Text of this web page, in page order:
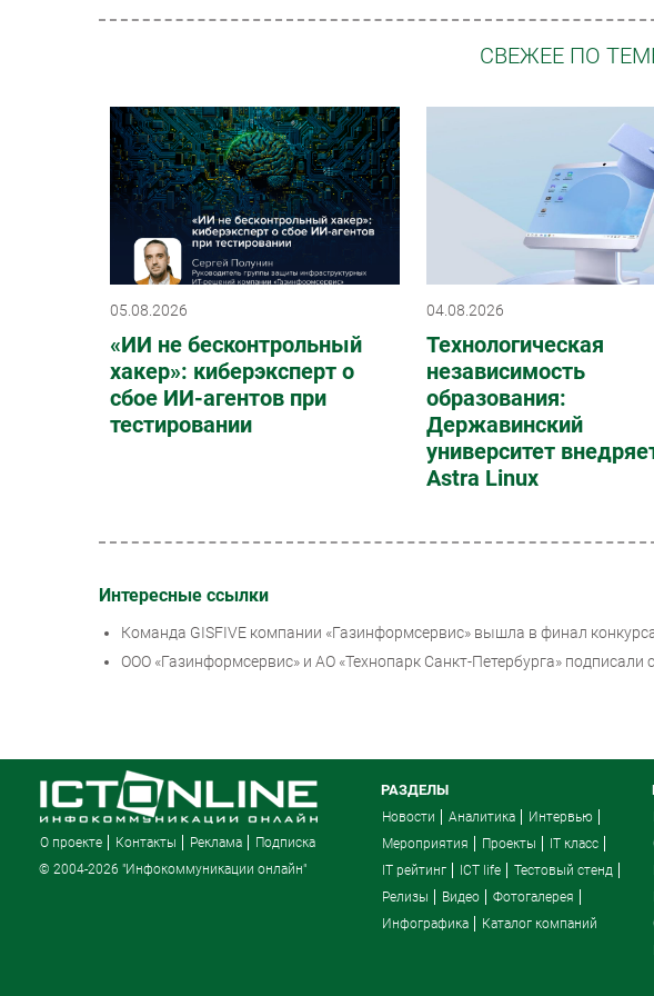
СВЕЖЕЕ ПО
05.08.2026
«ИИ не бесконтрольный
хакер»: киберэксперт о
сбое ИИ-агентов при
тестировании
04.08.2026
Технологическая
независимость
образования:
Державинский
университет
Astra Linux
Интересные ссылки
Команда GISFIVE компании «Газинформсервис» вышла в финал
ООО «Газинформсервис» и АО «Технопарк Санкт-Петербурга»
О проекте Контакты Реклама
Подписка
© 2004-2026 "Инфокоммуникации онлайн"
РАЗДЕЛЫ
Новости Аналитика
Интервью
Мероприятия
Проекты
IT класс
IT рейтинг
ICT life
Тестовый стенд
Релизы
Видео
Фотогалерея
Инфографика
Каталог компаний